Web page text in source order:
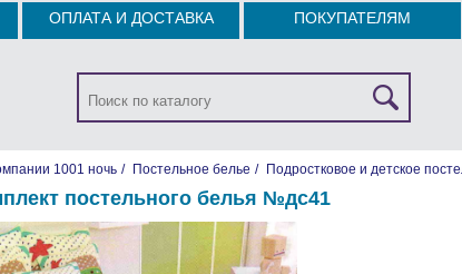
ОПЛАТА И ДОСТАВКА ПОКУПАТЕЛЯМ
1001 ночь / Постельное белье / Подростковое и детское
постельного белья №дc41